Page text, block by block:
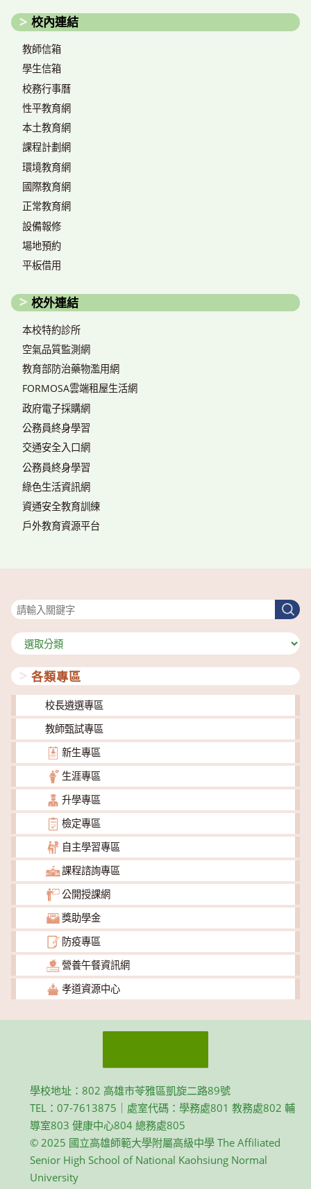
校內連結
教師信箱
學生信箱
校務行事曆
性平教育網
本土教育網
課程計劃網
環境教育網
國際教育網
正常教育網
設備報修
場地預約
平板借用
校外連結
本校特約診所
空氣品質監測網
教育部防治藥物濫用網
FORMOSA雲端租屋生活網
政府電子採購網
公務員終身學習
交通安全入口網
公務員終身學習
綠色生活資訊網
資通安全教育訓練
戶外教育資源平台
搜
尋
分
類
各類專區
校長遴選專區
教師甄試專區
新生專區
生涯專區
升學專區
檢定專區
自主學習專區
課程諮詢專區
公開授課網
獎助學金
防疫專區
營養午餐資訊網
孝道資源中心
學校地址：802 高雄市苓雅區凱旋二路89號
TEL：07-7613875｜處室代碼：學務處801 教務處802 輔
導室803 健康中心804 總務處805
© 2025 國立高雄師範大學附屬高級中學 The Affiliated
Senior High School of National Kaohsiung Normal
University